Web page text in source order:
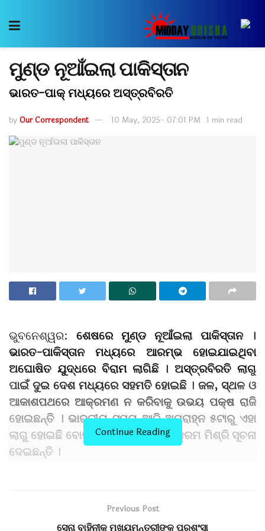
ମୁଣ୍ଡ ନୂଆଁଇଲା ପାକିସ୍ତାନ
ଭାରତ-ପାକ୍ ମଧ୍ୟରେ ଅସ୍ତ୍ରବିରତି
by Our Correspondent 10 May, 2025- 07:01 PM 1 min read
ଭୁବନେଶ୍ୱର: ଶେଷରେ ମୁଣ୍ଡ ନୂଆଁଇଲା ପାକିସ୍ତାନ ।
ଭାରତ-ପାକିସ୍ତାନ ମଧ୍ୟରେ ଆରମ୍ଭ ହୋଇଯାଇଥିବା
ଅଘୋଷିତ ଯୁଦ୍ଧରେ ବିରାମ ଲାଗିଛି । ଅସ୍ତ୍ରବିରତି ଲାଗୁ
ପାଇଁ ଦୁଇ ଦେଶ ମଧ୍ୟରେ ସହମତି ହୋଇଛି । ଜଳ, ସ୍ଥଳ ଓ
ଆକାଶପଥରେ ଆକ୍ରମଣ ନ କରିବାକୁ ଉଭୟ ପକ୍ଷ ରାଜି
ହୋଇଛନ୍ତି । ଭାରତୀୟ ସମୟ ଆଜି ଅପରାହ୍ନ ୫ଟାରୁ ଏହା
ଲାଗୁ ହୋଇଛି ବୋଲି ବୈଦେଶିକ ସଚିବ ବିକ୍ରମ ମିଶ୍ରି ସୂଚନା
ଦେଇଛନ୍ତି ।
ଆଜି ଦିନ ୩ଟା ୩୫ରେ ଭାରତର ଡିଜିଏମଓଙ୍କୁ ଫୋନ୍ କରି
ଯୁଦ୍ଧବିରତି/ଅସ୍ତ୍ରବିରତି ପାଇଁ ଅନୁରୋଧ କରିଥିଲେ ।
Continue Reading
Previous Post
ସେନା ବାହିନୀକୁ ମୁଖ୍ୟମନ୍ତ୍ରୀଙ୍କ ପ୍ରଶଂସା